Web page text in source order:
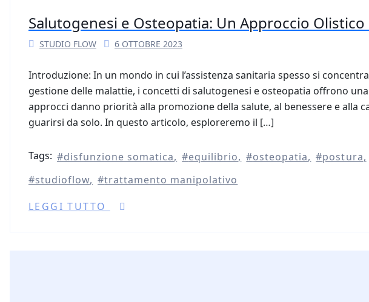
Salutogenesi e Osteopatia: Un Approccio Olistico
STUDIO FLOW 6 OTTOBRE 2023
Introduzione: In un mondo in cui l’assistenza sanitaria spesso si
gestione delle malattie, i concetti di salutogenesi e osteopatia offrono
approcci danno priorità alla promozione della salute, al benessere e alla
guarirsi da solo. In questo articolo, esploreremo il […]
Tags: disfunzione somatica equilibrio osteopatia postura
studioflow
trattamento manipolativo
LEGGI TUTTO